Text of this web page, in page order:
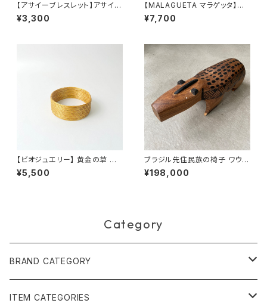
【アサイーブレスレット】アサイー
２連＆ウッド
¥3,300
【MALAGUETA マラゲッタ】ナッ
プサック
¥7,700
【ビオジュエリー】 黄金の草 カッ
ピンドウラード バングル ワイド
¥5,500
ブラジル先住民族の椅子 ワウラ
ー族 バク（送料着払い）
¥198,000
Category
BRAND CATEGORY
黄金の草 ビオジュエリー
ITEM CATEGORIES